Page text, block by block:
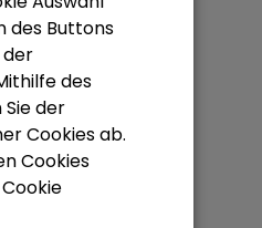
des Buttons
des
der
Cookies ab.
Cookies